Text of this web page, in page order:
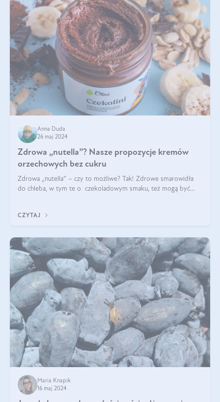
Anna Duda
26 maj 2024
Zdrowa „nutella”? Nasze propozycje kremów
orzechowych bez cukru
Zdrowa „nutella” – czy to możliwe? Tak! Zdrowe smarowidła
do chleba, w tym te o czekoladowym smaku, też mogą być
CZYTAJ
Maria Knapik
16 maj 2024